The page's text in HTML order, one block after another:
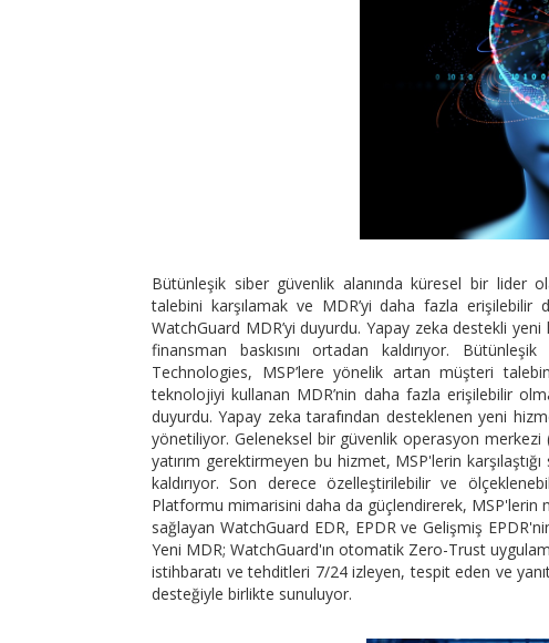
Bütünleşik siber güvenlik alanında küresel bir lider
talebini karşılamak ve MDR’yi daha fazla
WatchGuard MDR’yi duyurdu. Yapay zeka destekli
finansman baskısını ortadan kaldırıyor.
Technologies, MSP’lere yönelik artan müşteri
teknolojiyi kullanan MDR’nin daha fazla erişilebilir
duyurdu. Yapay zeka tarafından desteklenen yeni
yönetiliyor. Geleneksel bir güvenlik operasyon merkezi
yatırım gerektirmeyen bu hizmet, MSP'lerin
kaldırıyor. Son derece özelleştirilebilir ve
Platformu mimarisini daha da güçlendirerek, MSP'lerin
sağlayan WatchGuard EDR, EPDR ve Gelişmiş
Yeni MDR; WatchGuard'ın otomatik Zero-Trust
istihbaratı ve tehditleri 7/24 izleyen, tespit eden ve
desteğiyle birlikte sunuluyor.